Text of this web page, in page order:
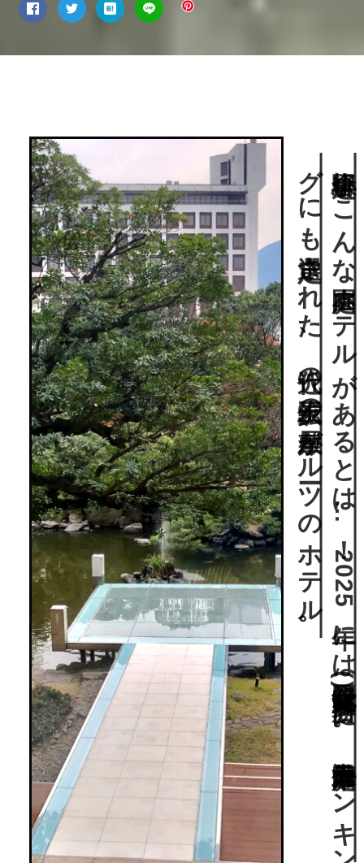
小倉駅近に
こ
ん
な
庭園ホ
テ
ル
が
あ
る
と
は
…
！
2
0
2
5
年に
は
国登録文化財(
名勝)
に
。
海外日本庭園ラ
ン
キ
ン
グ
に
も
選定さ
れ
た
、
近代の
炭鉱王の
屋敷が
ル
ーツ
の
ホ
テ
ル
。